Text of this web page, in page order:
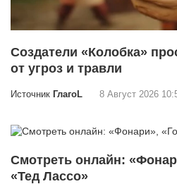
Создатели «Колобка»
от угроз и травли
Источник ГлагоL 8 Август 2026
Смотреть онлайн:
«Тед Лассо»